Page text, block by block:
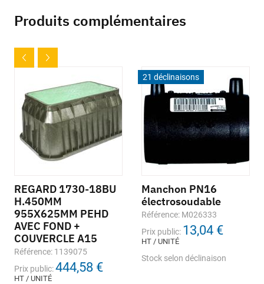
Produits complémentaires
REGARD 1730-18BU
H.450MM
955X625MM PEHD
AVEC FOND +
COUVERCLE A15
Référence: 1139075
Prix public:444,58 €
HT / UNITÉ
21 déclinaisons
Manchon PN16
électrosoudable
Référence: M026333
Prix public: 13,04 €
HT / UNITÉ
Stock selon déclinaison